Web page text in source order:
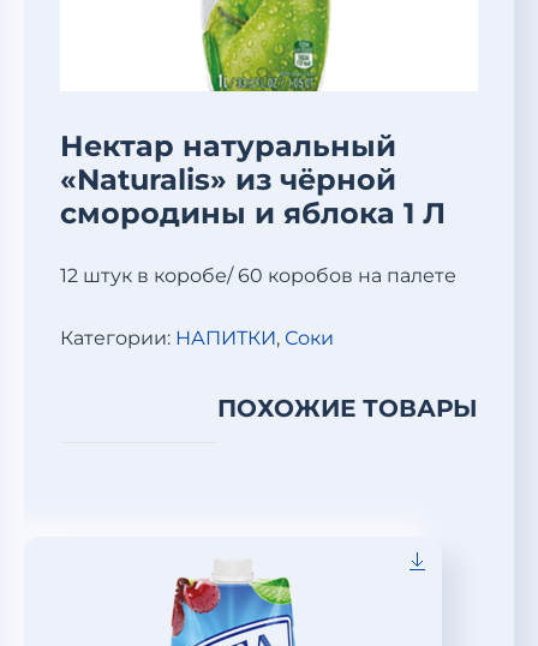
Нектар натуральный
«Naturalis» из чёрной
смородины и яблока 1 Л
12 штук в коробе/ 60 коробов на палете
Категории: НАПИТКИ, Соки
ПОХОЖИЕ ТОВАРЫ